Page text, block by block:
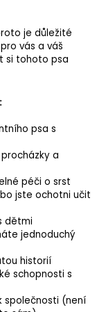
je důležité
vás a váš
si tohoto psa
psa s
a
péči o srst
jste ochotni učit
dětmi
jednoduchý
historií
schopnosti s
společnosti (není